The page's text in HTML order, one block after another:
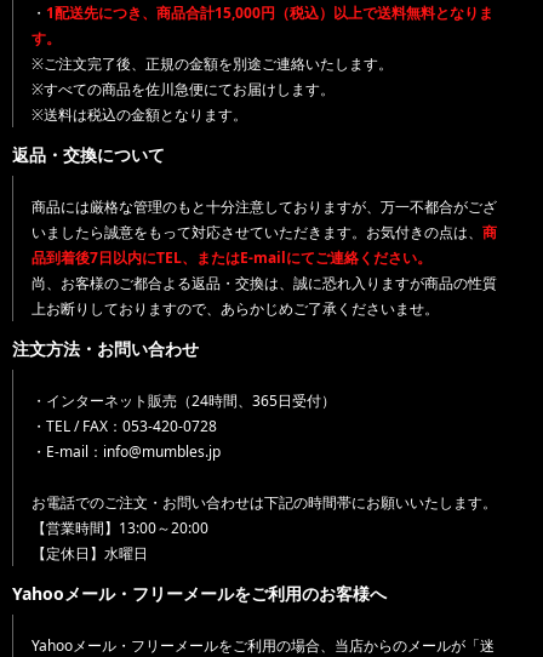
・ 1配送先につき、商品合計15,000円（税込）以上で送料無料となりま
す。
※ご注文完了後、正規の金額を別途ご連絡いたします。
※すべての商品を佐川急便にてお届けします。
※送料は税込の金額となります。
返品・交換について
商品には厳格な管理のもと十分注意しておりますが、万一不都合がござ
いましたら誠意をもって対応させていただきます。お気付きの点は、 商
品到着後7日以内にTEL、またはE-mailにてご連絡ください。
尚、お客様のご都合よる返品・交換は、誠に恐れ入りますが商品の性質
上お断りしておりますので、あらかじめご了承くださいませ。
注文方法・お問い合わせ
・インターネット販売（24時間、365日受付）
・TEL / FAX：053-420-0728
・E-mail：info@mumbles.jp
お電話でのご注文・お問い合わせは下記の時間帯にお願いいたします。
【営業時間】13:00～20:00
【定休日】水曜日
Yahooメール・フリーメールをご利用のお客様へ
Yahooメール・フリーメールをご利用の場合、当店からのメールが「迷